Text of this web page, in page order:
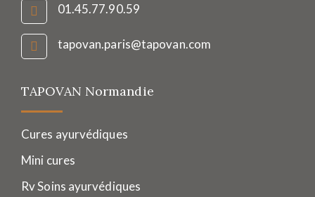
01.45.77.90.59
tapovan.paris@tapovan.com
TAPOVAN Normandie
Cures ayurvédiques
Mini cures
Rv Soins ayurvédiques